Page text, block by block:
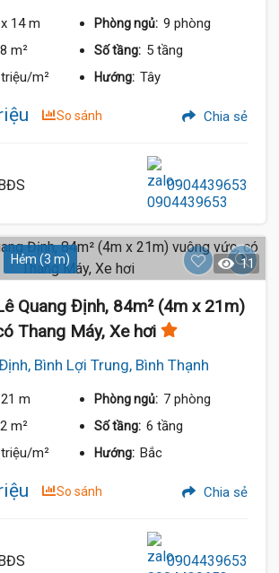
x 14 m Phòng ngủ: 9 phòng
m² Số tầng: 5 tầng
m² Hướng: Tây
So sánh Chia sẻ
0904439653
Hẻm (3 m) 11
Quang Định, 84m² (4m x 21m)
Thang Máy, Xe hơi
Bình Lợi Trung, Bình Thạnh
m Phòng ngủ: 7 phòng
m² Số tầng: 6 tầng
m² Hướng: Bắc
So sánh Chia sẻ
0904439653